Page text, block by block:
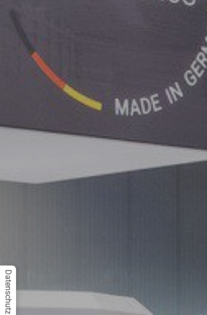
Datenschutz